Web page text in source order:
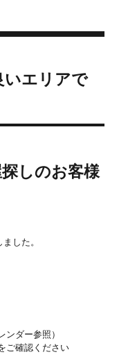
エリアで
しのお客様
した。
ダー参照）
確認ください